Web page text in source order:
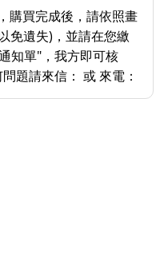
購買完成後，請依照畫
免遺失)，並請在您繳
知單"，我方即可核
題請來信： 或 來電：